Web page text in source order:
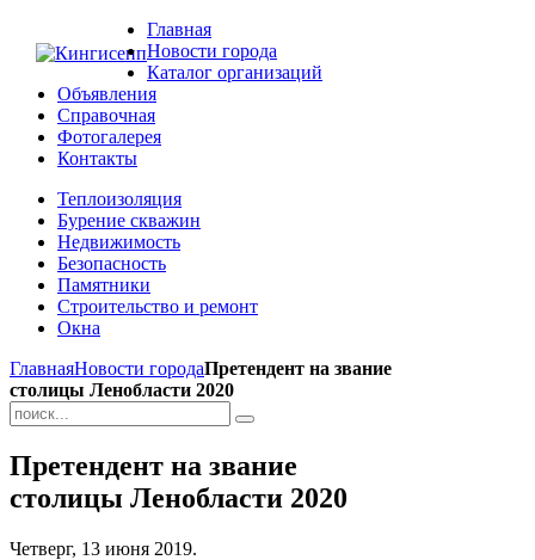
Главная
Новости города
Каталог организаций
Объявления
Справочная
Фотогалерея
Контакты
Теплоизоляция
Бурение скважин
Недвижимость
Безопасность
Памятники
Строительство и ремонт
Окна
ГлавнаяНовости городаПретендент на звание
столицы Ленобласти 2020
Претендент на звание
столицы Ленобласти 2020
Четверг, 13 июня 2019.